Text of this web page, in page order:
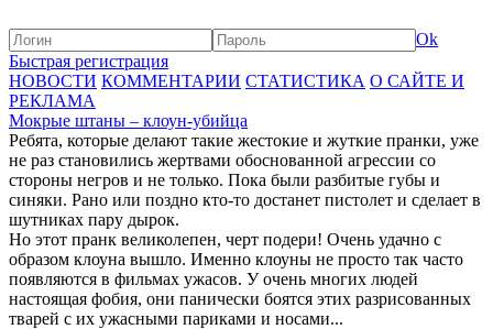
Ok
Быстрая регистрация
НОВОСТИ КОММЕНТАРИИ СТАТИСТИКА О САЙТЕ И
РЕКЛАМА
Мокрые штаны – клоун-убийца
Ребята, которые делают такие жестокие и жуткие пранки, уже
не раз становились жертвами обоснованной агрессии со
стороны негров и не только. Пока были разбитые губы и
синяки. Рано или поздно кто-то достанет пистолет и сделает в
шутниках пару дырок.
Но этот пранк великолепен, черт подери! Очень удачно с
образом клоуна вышло. Именно клоуны не просто так часто
появляются в фильмах ужасов. У очень многих людей
настоящая фобия, они панически боятся этих разрисованных
тварей с их ужасными париками и носами...